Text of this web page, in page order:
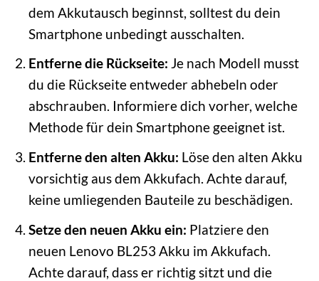
dem Akkutausch beginnst, solltest du dein
Smartphone unbedingt ausschalten.
Entferne die Rückseite: Je nach Modell musst
du die Rückseite entweder abhebeln oder
abschrauben. Informiere dich vorher, welche
Methode für dein Smartphone geeignet ist.
Entferne den alten Akku: Löse den alten Akku
vorsichtig aus dem Akkufach. Achte darauf,
keine umliegenden Bauteile zu beschädigen.
Setze den neuen Akku ein: Platziere den
neuen Lenovo BL253 Akku im Akkufach.
Achte darauf, dass er richtig sitzt und die